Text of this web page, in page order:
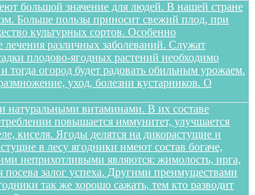
большой значение для людей. В нашей стране
Больше пользы приносит свежий плод, при
культурных сортов. Особенно
лечения различных заболеваний. Служат
плодово-ягодных растений необходимо
тогда огород будет радовать обильным урожаем.
уход, болезни кустарников. О
натуральными витаминами. В их составе
повышается иммунитет, улучшается
киселя. Ягоды делятся на дикорастущие и
в лесу ягодники имеют состав богаче,
неприхотливыми являются: жимолость, ирга,
залог успеха. Другими преимуществами
так же хорошо сажать, тем кто разводит